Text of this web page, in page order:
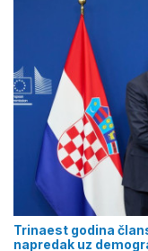
Trinaest godina
napredak uz